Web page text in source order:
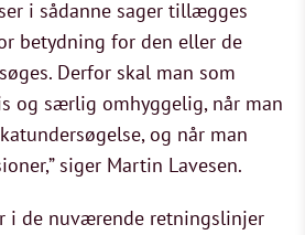
i sådanne sager tillægges
betydning for den eller de
Derfor skal man som
og særlig omhyggelig, når man
og når man
siger Martin Lavesen.
i de nuværende retningslinjer